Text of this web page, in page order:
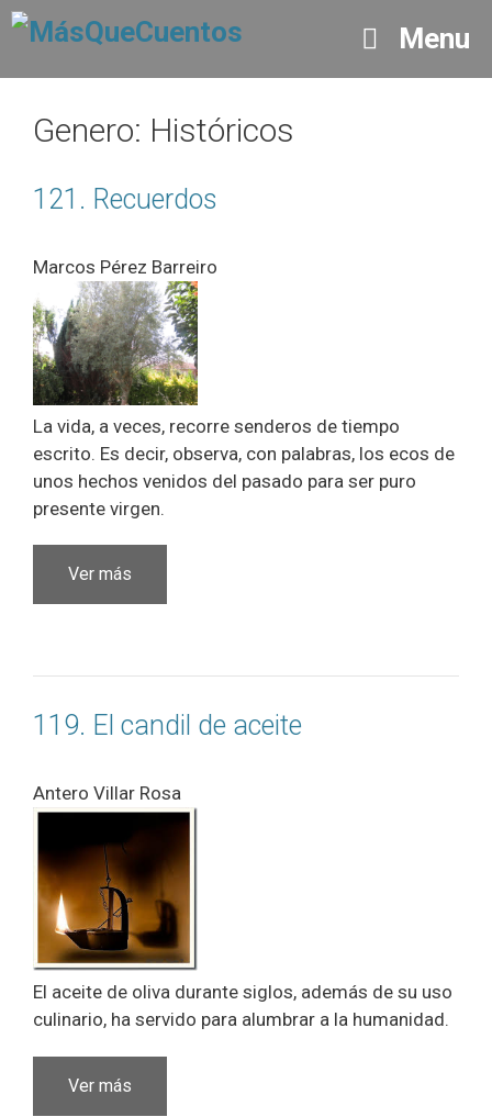
Saltar
Menu
Genero: Históricos
121. Recuerdos
Marcos Pérez Barreiro
La vida, a veces, recorre senderos de tiempo
escrito. Es decir, observa, con palabras, los ecos de
unos hechos venidos del pasado para ser puro
presente virgen.
Ver más
119. El candil de aceite
Antero Villar Rosa
El aceite de oliva durante siglos, además de su uso
culinario, ha servido para alumbrar a la humanidad.
Ver más